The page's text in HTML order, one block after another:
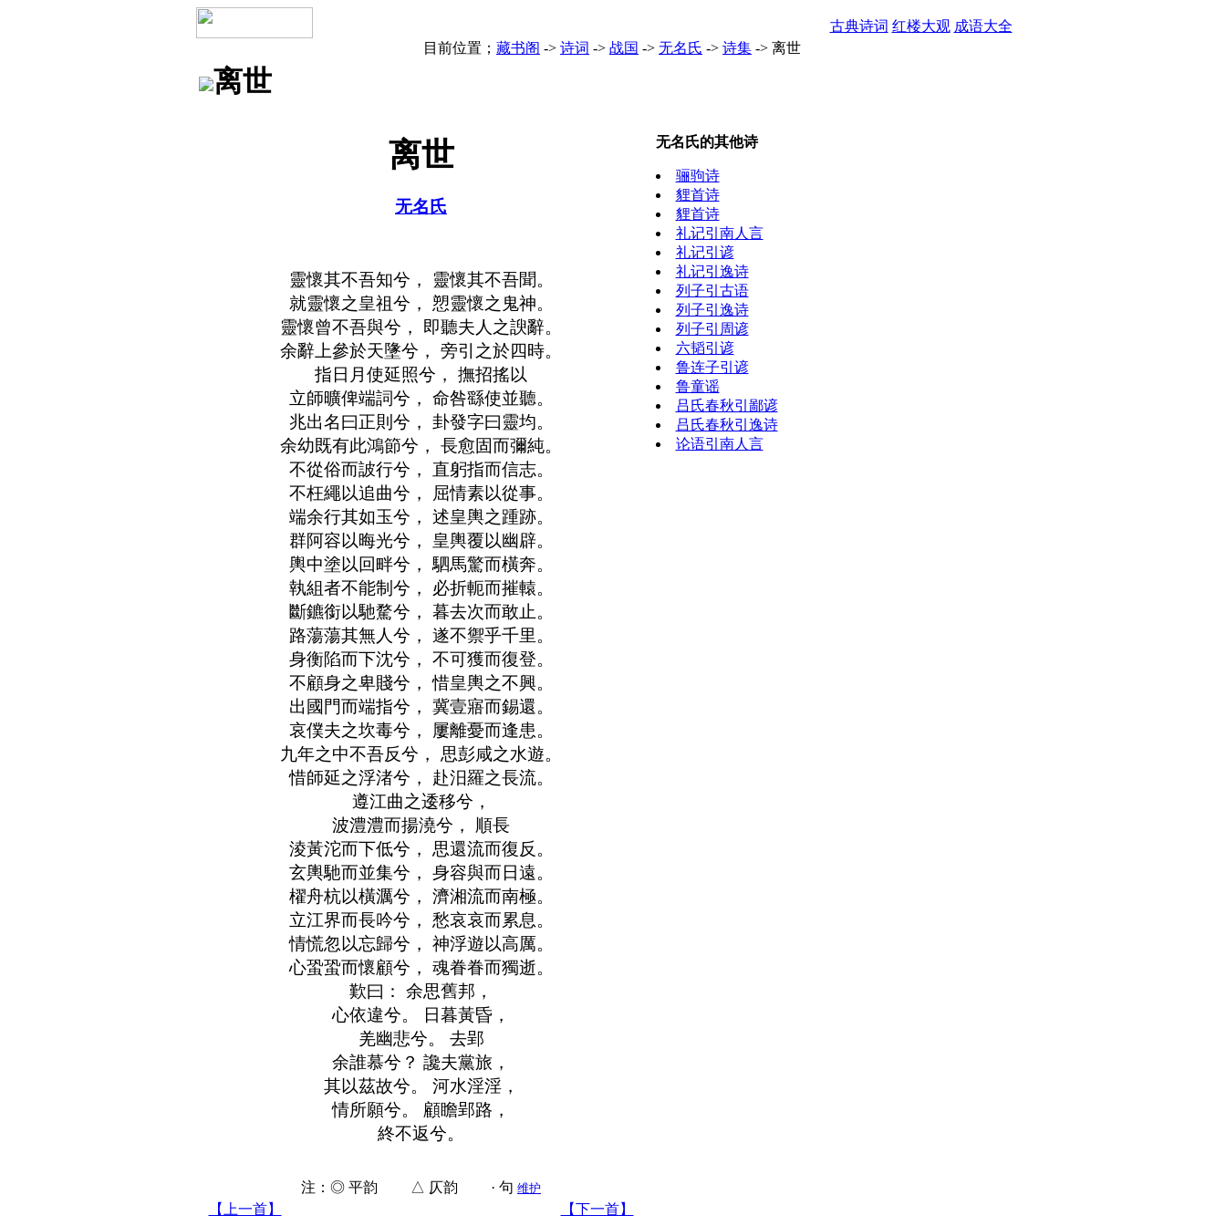
古典诗词 红楼大观 成语大全
目前位置； 藏书阁 -> 诗词 -> 战国 -> 无名氏 -> 诗集 -> 离世
离世
离世
无名氏
靈懷其不吾知兮， 靈懷其不吾聞。
就靈懷之皇祖兮， 愬靈懷之鬼神。
靈懷曾不吾與兮， 即聽夫人之諛辭。
余辭上參於天墬兮， 旁引之於四時。
指日月使延照兮， 撫招搖以
立師曠俾端詞兮， 命咎繇使並聽。
兆出名曰正則兮， 卦發字曰靈均。
余幼既有此鴻節兮， 長愈固而彌純。
不從俗而詖行兮， 直躬指而信志。
不枉繩以追曲兮， 屈情素以從事。
端余行其如玉兮， 述皇輿之踵跡。
群阿容以晦光兮， 皇輿覆以幽辟。
輿中塗以回畔兮， 駟馬驚而橫奔。
執組者不能制兮， 必折軛而摧轅。
斷鑣銜以馳騖兮， 暮去次而敢止。
路蕩蕩其無人兮， 遂不禦乎千里。
身衡陷而下沈兮， 不可獲而復登。
不顧身之卑賤兮， 惜皇輿之不興。
出國門而端指兮， 冀壹寤而錫還。
哀僕夫之坎毒兮， 屢離憂而逢患。
九年之中不吾反兮， 思彭咸之水遊。
惜師延之浮渚兮， 赴汨羅之長流。
遵江曲之逶移兮，
波澧澧而揚澆兮， 順長
淩黃沱而下低兮， 思還流而復反。
玄輿馳而並集兮， 身容與而日遠。
櫂舟杭以橫濿兮， 濟湘流而南極。
立江界而長吟兮， 愁哀哀而累息。
情慌忽以忘歸兮， 神浮遊以高厲。
心蛩蛩而懷顧兮， 魂眷眷而獨逝。
歎曰： 余思舊邦，
心依違兮。 日暮黃昏，
羌幽悲兮。 去郢
余誰慕兮？ 讒夫黨旅，
其以茲故兮。 河水淫淫，
情所願兮。 顧瞻郢路，
終不返兮。
注：◎ 平韵 △ 仄韵 · 句 维护
【上一首】 【下一首】
无名氏的其他诗
骊驹诗
貍首诗
貍首诗
礼记引南人言
礼记引谚
礼记引逸诗
列子引古语
列子引逸诗
列子引周谚
六韬引谚
鲁连子引谚
鲁童谣
吕氏春秋引鄙谚
吕氏春秋引逸诗
论语引南人言